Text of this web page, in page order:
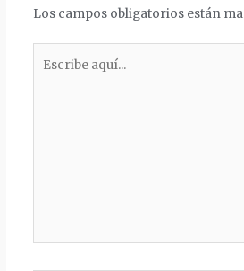
Los campos obligatorios están